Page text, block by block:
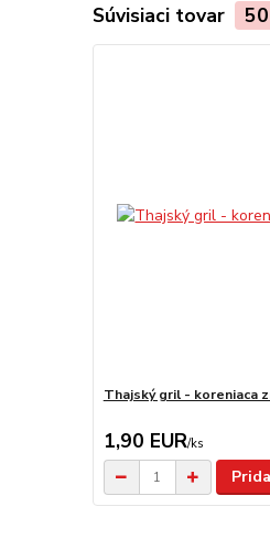
Súvisiaci tovar 50
Thajský gril - koreniaca
1,90 EUR/ks